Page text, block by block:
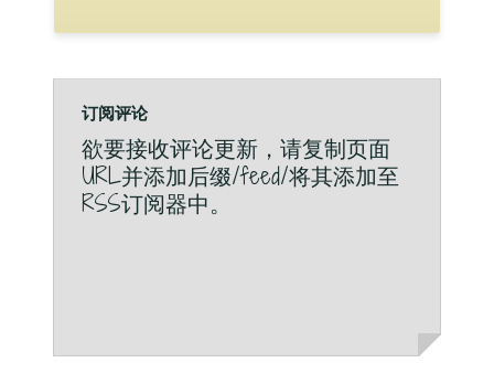
订阅评论
欲要接收评论更新，请复制页面
URL并添加后缀/feed/将其添加至
RSS订阅器中。